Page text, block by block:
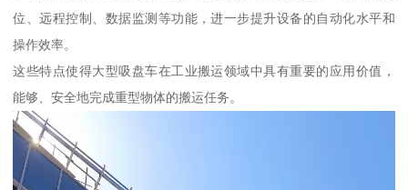
位、远程控制、数据监测等功能，进一步提升设备的自动化水平和
操作效率。
这些特点使得大型吸盘车在工业搬运领域中具有重要的应用价值，
能够、安全地完成重型物体的搬运任务。